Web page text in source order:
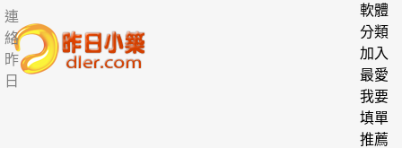
連
絡
昨
日
軟體
分類
加入
最愛
我要
填單
推薦